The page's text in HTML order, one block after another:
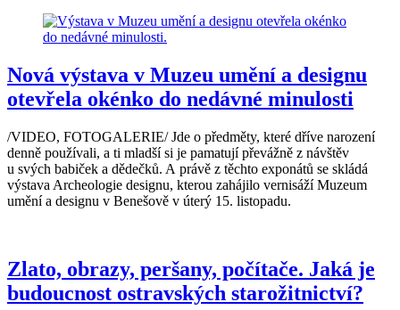
Nová výstava v Muzeu umění a designu
otevřela okénko do nedávné minulosti
/VIDEO, FOTOGALERIE/ Jde o předměty, které dříve narození
denně používali, a ti mladší si je pamatují převážně z návštěv
u svých babiček a dědečků. A právě z těchto exponátů se skládá
výstava Archeologie designu, kterou zahájilo vernisáží Muzeum
umění a designu v Benešově v úterý 15. listopadu.
Zlato, obrazy, peršany, počítače. Jaká je
budoucnost ostravských starožitnictví?